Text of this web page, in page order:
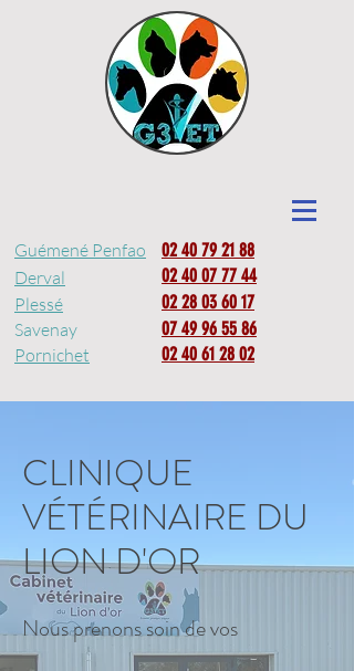
Guémené Penfao 02 40 79 21 88
Plessé 02 28 03 60 17
Pornichet 02 40 61 28 02
Savenay 07 49 96 55 86
Derval 02 40 07 77 44
CLINIQUE
VÉTÉRINAIRE DU
LION D'OR
Nous prenons soin de vos